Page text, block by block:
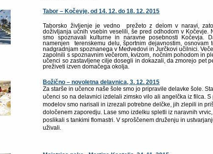
Tabor – Kočevje, od 14. 12. do 18. 12. 2015
Taborsko življenje je vedno prežeto z delom v naravi,
doživljanja učnih vsebin veselili, še pred odhodom v Kočevje.
smo spoznavali kulturne in naravne posebnosti Kočevja.
namenjen terenskemu delu, športnim dejavnostim, osnovam
nadgradnjam spoznanega v Medvedovi in Jurčkovi učilnici.
zapolnili s spoznavnim večerom, kvizom, nočnim pohodom in
učenci so zastavljene cilje dosegli in dokazali, da zmorejo pet
preživeti izven domačega okolja.
Božično – novoletna delavnica, 3. 12. 2015
Za starše in učence naše šole smo jo pripravile delavke šole.
učenci so na delavnici izdelali zimsko vilo ali angelčka iz filca. S
modelov smo narisali in izrezali potrebne delčke, jih zlepili in
določenem zaporedju. Lase smo izdelku spletli iz naravnih
poslikali s tankimi flomastri. V sproščenem druženju in
uživali.